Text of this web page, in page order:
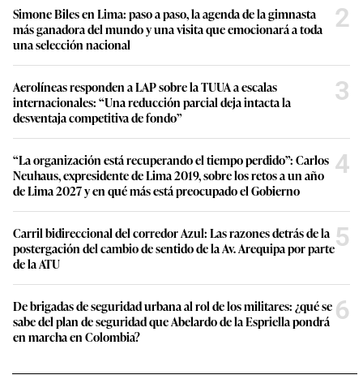
Simone Biles en Lima: paso a paso, la agenda de la gimnasta
más ganadora del mundo y una visita que emocionará a toda
una selección nacional
2
Aerolíneas responden a LAP sobre la TUUA a escalas
internacionales: “Una reducción parcial deja intacta la
desventaja competitiva de fondo”
3
“La organización está recuperando el tiempo perdido”: Carlos
Neuhaus, expresidente de Lima 2019, sobre los retos a un año
de Lima 2027 y en qué más está preocupado el Gobierno
4
Carril bidireccional del corredor Azul: Las razones detrás de la
postergación del cambio de sentido de la Av. Arequipa por parte
de la ATU
5
De brigadas de seguridad urbana al rol de los militares: ¿qué se
sabe del plan de seguridad que Abelardo de la Espriella pondrá
en marcha en Colombia?
6